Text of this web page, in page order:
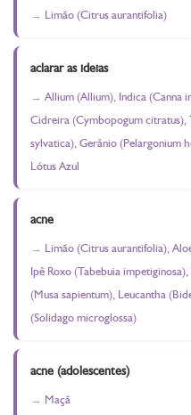
Limão (Citrus aurantifolia)
aclarar as ideias
Allium (Allium), Indica (Canna
Cidreira (Cymbopogum citratus),
sylvatica), Gerânio (Pelargonium
Lótus Azul
acne
Limão (Citrus aurantifolia),
Ipê Roxo (Tabebuia
(Musa sapientum), Leucantha
(Solidago microglossa)
acne (adolescentes)
Maçã